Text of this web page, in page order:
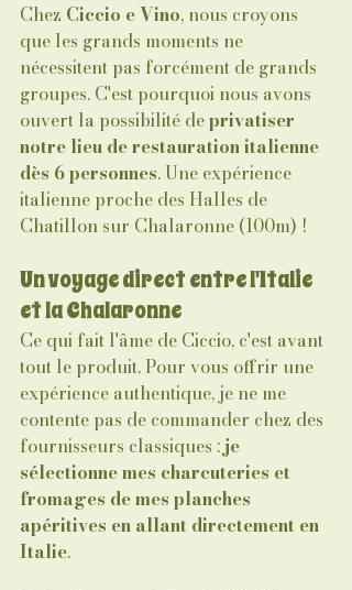
Chez Ciccio e Vino, nous croyons
que les grands moments ne
nécessitent pas forcément de grands
groupes. C'est pourquoi nous avons
ouvert la possibilité de privatiser
notre lieu de restauration italienne
dès 6 personnes. Une expérience
italienne proche des Halles de
Chatillon sur Chalaronne (100m) !
Un voyage direct entre l'Italie
et la Chalaronne
Ce qui fait l'âme de Ciccio, c'est avant
tout le produit. Pour vous offrir une
expérience authentique, je ne me
contente pas de commander chez des
fournisseurs classiques : je
sélectionne mes charcuteries et
fromages de mes planches
apéritives en allant directement en
Italie.